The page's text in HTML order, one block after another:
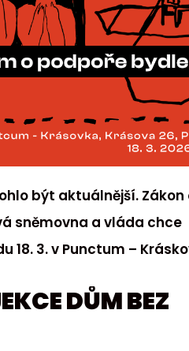
být aktuálnější. Zákon
sněmovna a vláda chce
18. 3. v Punctum –
DŮM BEZ